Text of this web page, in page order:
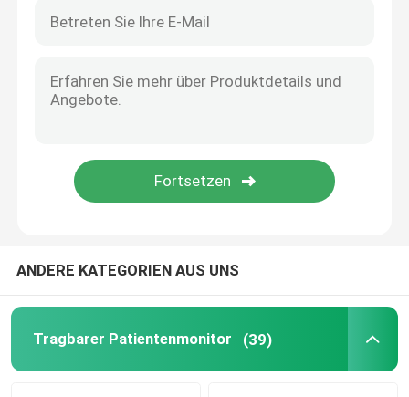
Nebenstrommodul für CO2
ANDERE KATEGORIEN AUS UNS
Tragbarer Patientenmonitor (39)